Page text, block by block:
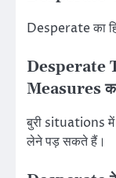
Desperate का
Desperate
Measures
बुरी situations
लेने पड़ सकते हैं।